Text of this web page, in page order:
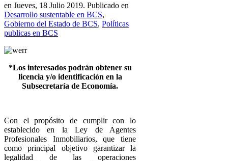
en Jueves, 18 Julio 2019. Publicado en
Desarrollo sustentable en BCS,
Gobierno del Estado de BCS, Políticas
publicas en BCS
*Los interesados podrán obtener su
licencia y/o identificación en la
Subsecretaría de Economía.
Con el propósito de cumplir con lo
establecido en la Ley de Agentes
Profesionales Inmobiliarios, que tiene
como principal objetivo garantizar la
legalidad de las operaciones